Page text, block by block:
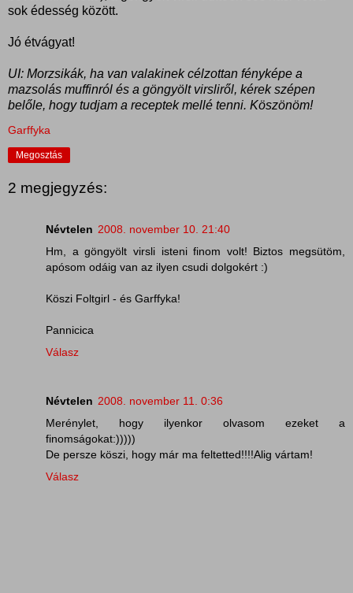
sok édesség között.
Jó étvágyat!
UI: Morzsikák, ha van valakinek célzottan fényképe a
mazsolás muffinról és a göngyölt virsliről, kérek szépen
belőle, hogy tudjam a receptek mellé tenni. Köszönöm!
Garffyka
Megosztás
2 megjegyzés:
Névtelen 2008. november 10. 21:40
Hm, a göngyölt virsli isteni finom volt! Biztos megsütöm,
apósom odáig van az ilyen csudi dolgokért :)
Köszi Foltgirl - és Garffyka!
Pannicica
Válasz
Névtelen 2008. november 11. 0:36
Merénylet, hogy ilyenkor olvasom ezeket a
finomságokat:)))))
De persze köszi, hogy már ma feltetted!!!!Alig vártam!
Válasz